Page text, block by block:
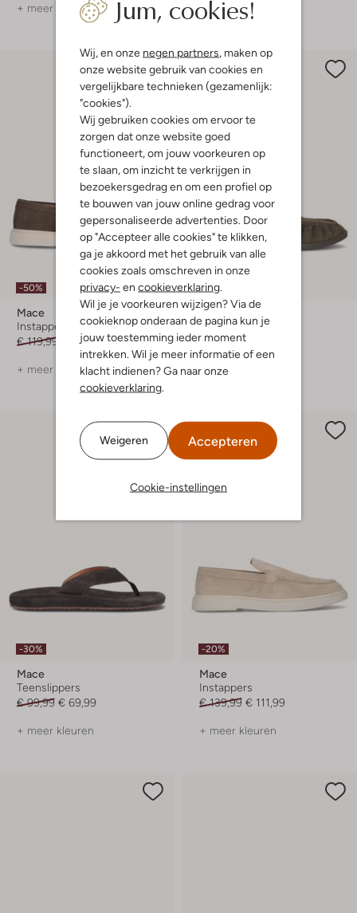
Jum, cookies!
Wij, en onze negen partners , maken op
onze website gebruik van cookies en
vergelijkbare technieken (gezamenlijk:
"cookies").
Wij gebruiken cookies om ervoor te
zorgen dat onze website goed
functioneert, om jouw voorkeuren op
te slaan, om inzicht te verkrijgen in
bezoekersgedrag en om een profiel op
te bouwen van jouw online gedrag voor
gepersonaliseerde advertenties. Door
op "Accepteer alle cookies" te klikken,
ga je akkoord met het gebruik van alle
cookies zoals omschreven in onze
privacy- en cookieverklaring
Wil je je voorkeuren wijzigen? Via de
cookieknop onderaan de pagina kun je
jouw toestemming ieder moment
intrekken. Wil je meer informatie of een
klacht indienen? Ga naar onze
cookieverklaring
Weigeren Accepteren
Cookie-instellingen
+ meer kleuren + meer kleuren
-50%
Mace
Instappers
€ 119,99
€ 59,99
+ meer kleuren
-50%
Mace
Instappers
€ 149,99
+ meer kleuren
-30%
Mace
Teenslippers
€ 99,99 € 69,99
+ meer kleuren
-20%
Mace
Instappers
€ 139,99 € 111,99
+ meer kleuren